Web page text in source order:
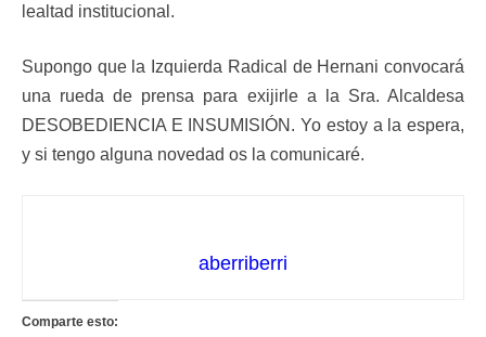
lealtad institucional.
Supongo que la Izquierda Radical de Hernani convocará
una rueda de prensa para exijirle a la Sra. Alcaldesa
DESOBEDIENCIA E INSUMISIÓN. Yo estoy a la espera,
y si tengo alguna novedad os la comunicaré.
aberriberri
Comparte esto: